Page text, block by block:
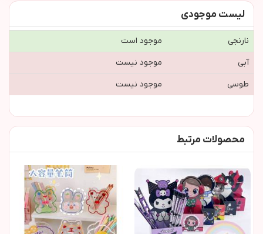
لیست موجودی
نارنجي
موجود است
آبی
موجود نیست
طوسی
موجود نیست
محصولات مرتبط